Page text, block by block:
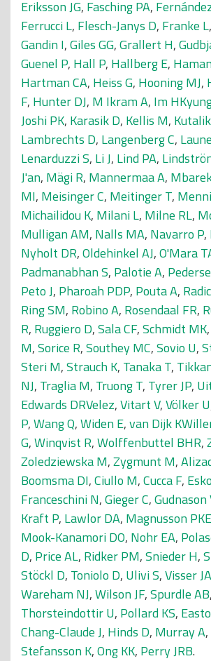
Eriksson JG, Fasching PA,
Ferrucci L, Flesch-Janys D, Franke L,
Gandin I,Giles GG,Grallert H,
Guenel P, Hall P, Hallberg E,
Hartman CA, Heiss G, Hooning MJ,
F, Hunter DJ, M Ikram A, Im
Joshi PK, Karasik D, Kellis M,
Lambrechts D, Langenberg C,
Lenarduzzi S, Li J, Lind PA,
J'an, Mägi R, Mannermaa A,
MI, Meisinger C, Meitinger T,
Michailidou K, Milani L, Milne RL,
Mulligan AM, Nalls MA, Navarro P,
Nyholt DR,Oldehinkel AJ,O'Mara
Padmanabhan S, Palotie A,
Peto J, Pharoah PDP, Pouta A,
Ring SM, Robino A, Rosendaal FR,
R, Ruggiero D,Sala CF,Schmidt MK,
M,Sorice R,Southey MC,Sovio U,
Steri M,Strauch K, Tanaka T,
NJ, Traglia M, Truong T, Tyrer JP,
Edwards DRVelez,Vitart V,Völker U
P,Wang Q,Widen E,van Dijk
G,Winqvist R,Wolffenbuttel BHR,
Zoledziewska M,Zygmunt M,
Boomsma DI,Ciullo M,Cucca F,
Franceschini N,Gieger C,Gudnason
Kraft P, Lawlor DA, Magnusson PKE
Mook-Kanamori DO, Nohr EA,
D, Price AL, Ridker PM,Snieder H,
Stöckl D, Toniolo D, Ulivi S,Visser JA
Wareham NJ,Wilson JF,Spurdle AB,
Thorsteindottir U, Pollard KS,
Chang-Claude J, Hinds D, Murray A,
Stefansson K,Ong KK, Perry JRB.